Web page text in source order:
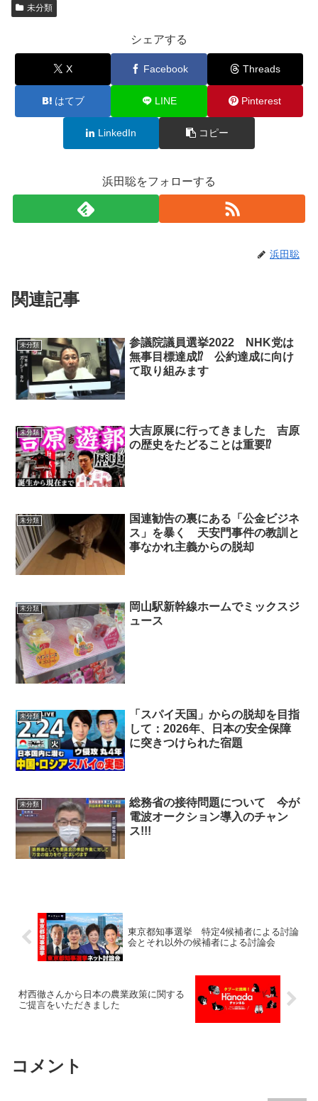
未分類
シェアする
X Facebook Threads
はてブ LINE Pinterest
LinkedIn コピー
浜田聡をフォローする
浜田聡
関連記事
未分類
参議院議員選挙2022 NHK党は
無事目標達成⁉ 公約達成に向け
て取り組みます
未分類
大吉原展に行ってきました 吉原
の歴史をたどることは重要⁉
未分類
国連勧告の裏にある「公金ビジネ
ス」を暴く 天安門事件の教訓と
事なかれ主義からの脱却
未分類
岡山駅新幹線ホームでミックスジ
ュース
未分類
「スパイ天国」からの脱却を目指
して：2026年、日本の安全保障
に突きつけられた宿題
未分類
総務省の接待問題について 今が
電波オークション導入のチャン
ス!!!
東京都知事選挙 特定4候補者による討論
会とそれ以外の候補者による討論会
村西徹さんから日本の農業政策に関する
ご提言をいただきました
コメント